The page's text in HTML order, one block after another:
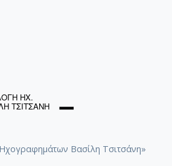
Βασίλη Τσιτσάνη»